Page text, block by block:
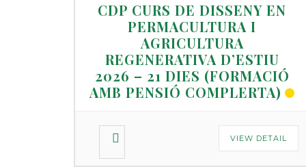
CDP CURS DE DISSENY EN
PERMACULTURA I
AGRICULTURA
REGENERATIVA D’ESTIU
2026 – 21 DIES (FORMACIÓ
AMB PENSIÓ COMPLERTA)
VIEW DETAIL